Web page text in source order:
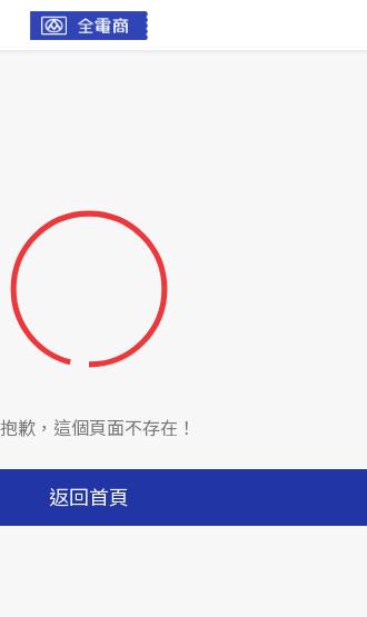
歉，這個頁面不存在！
返回首頁